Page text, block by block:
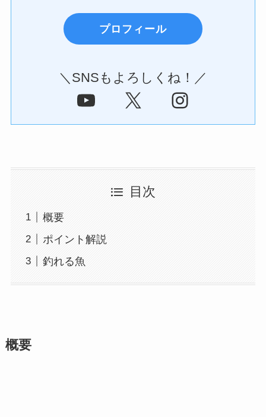
プロフィール
＼SNSもよろしくね！／
YouTube X Instagram
目次
概要
ポイント解説
釣れる魚
概要